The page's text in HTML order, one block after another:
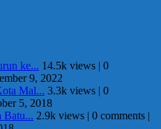
ke... 14.5k views | 0
9, 2022
Mal... 3.3k views | 0
5, 2018
Batu... 2.9k views | 0 comments |